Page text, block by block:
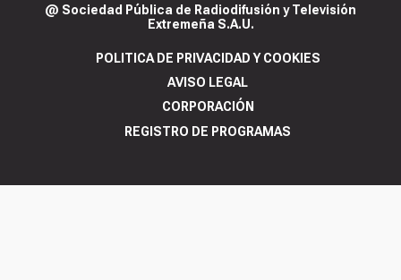
@ Sociedad Pública de Radiodifusión y Televisión
Extremeña S.A.U.
POLITICA DE PRIVACIDAD Y COOKIES
AVISO LEGAL
CORPORACIÓN
REGISTRO DE PROGRAMAS